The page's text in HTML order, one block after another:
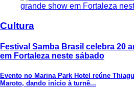
Cultura
Festival Samba Brasil celebra 20
em Fortaleza neste sábado
Evento no Marina Park Hotel reúne
Maroto, dando início à turnê...